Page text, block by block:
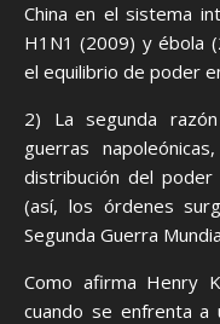
China en el sistema
H1N1 (2009) y ébola
el equilibrio de poder
2) La segunda
guerras
distribución del poder
(así, los órdenes
Segunda Guerra
Como afirma Henry
cuando se enfrenta a